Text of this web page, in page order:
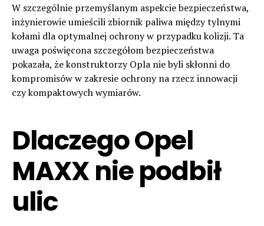
W szczególnie przemyślanym aspekcie bezpieczeństwa,
inżynierowie umieścili zbiornik paliwa między tylnymi
kołami dla optymalnej ochrony w przypadku kolizji. Ta
uwaga poświęcona szczegółom bezpieczeństwa
pokazała, że konstruktorzy Opla nie byli skłonni do
kompromisów w zakresie ochrony na rzecz innowacji
czy kompaktowych wymiarów.
Dlaczego Opel
MAXX nie podbił
ulic